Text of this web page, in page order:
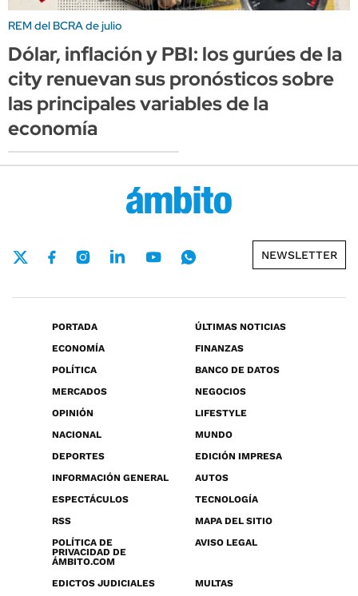
REM del BCRA de julio
Dólar, inflación y PBI: los gurúes de la
city renuevan sus pronósticos sobre
las principales variables de la
economía
NEWSLETTER
PORTADA
ÚLTIMAS NOTICIAS
ECONOMÍA
FINANZAS
POLÍTICA
BANCO DE DATOS
MERCADOS
NEGOCIOS
OPINIÓN
LIFESTYLE
NACIONAL
MUNDO
DEPORTES
EDICIÓN IMPRESA
INFORMACIÓN GENERAL
AUTOS
ESPECTÁCULOS
TECNOLOGÍA
RSS
MAPA DEL SITIO
POLÍTICA DE
PRIVACIDAD DE
ÁMBITO.COM
AVISO LEGAL
EDICTOS JUDICIALES MULTAS